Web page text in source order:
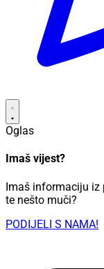
Oglas
Imaš vijest?
Imaš informaciju iz
te nešto muči?
PODIJELI S NAMA!